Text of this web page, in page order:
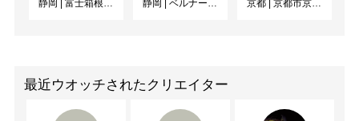
静岡 | 富士箱根カントリークラブ
静岡 | ベルナール・ビュフェ美術館
京都 | 京都市京セラ美術館
最近ウオッチされたクリエイター